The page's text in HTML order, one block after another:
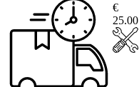
€
25.00